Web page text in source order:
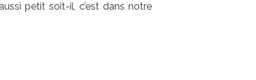
petit soit-il, c’est dans notre